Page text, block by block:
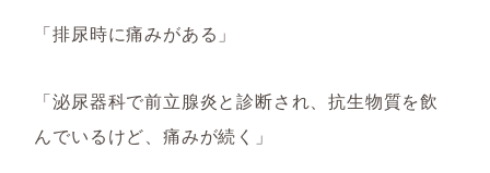
「排尿時に痛みがある」
「泌尿器科で前立腺炎と診断され、抗生物質を飲
んでいるけど、痛みが続く」